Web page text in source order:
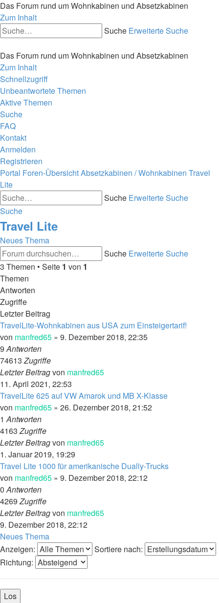
Das Forum rund um Wohnkabinen und Absetzkabinen
Zum Inhalt
Suche Erweiterte Suche
Das Forum rund um Wohnkabinen und Absetzkabinen
Zum Inhalt
Schnellzugriff
Unbeantwortete Themen
Aktive Themen
Suche
FAQ
Kontakt
Anmelden
Registrieren
Portal Foren-ÜbersichtAbsetzkabinen / Wohnkabinen Travel
Lite
Suche Erweiterte Suche
Suche
Travel Lite
Neues Thema
Suche Erweiterte Suche
3 Themen • Seite 1 von 1
Themen
Antworten
Zugriffe
Letzter Beitrag
TravelLite-Wohnkabinen aus USA zum Einsteigertarif!
von manfred65 » 9. Dezember 2018, 22:35
9Antworten
74613Zugriffe
Letzter Beitragvon manfred65
11. April 2021, 22:53
TravelLite 625 auf VW Amarok und MB X-Klasse
von manfred65 » 26. Dezember 2018, 21:52
1Antworten
4163Zugriffe
Letzter Beitragvon manfred65
1. Januar 2019, 19:29
Travel Lite 1000 für amerikanische Dually-Trucks
von manfred65 » 9. Dezember 2018, 22:12
0Antworten
4269Zugriffe
Letzter Beitragvon manfred65
9. Dezember 2018, 22:12
Neues Thema
Anzeigen:
Sortiere nach:
Richtung: